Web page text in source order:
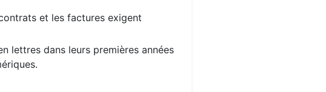
et les factures exigent
lettres dans leurs premières années